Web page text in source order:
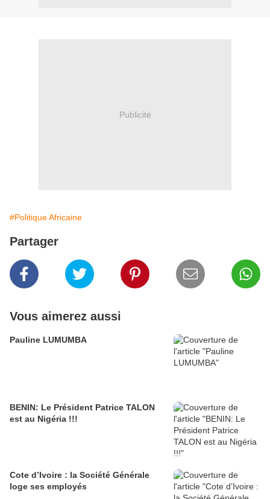
Publicité
#Politique Africaine
Partager
Vous aimerez aussi
Pauline LUMUMBA
BENIN: Le Président Patrice TALON
est au Nigéria !!!
Cote d’Ivoire : la Société Générale
loge ses employés